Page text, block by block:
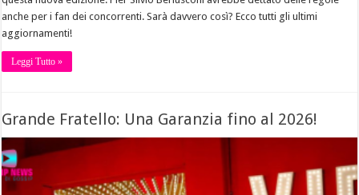
anche per i fan dei concorrenti. Sarà davvero così? Ecco tutti gli ultimi
aggiornamenti!
Leggi Tutto »
Grande Fratello: Una Garanzia fino al 2026!